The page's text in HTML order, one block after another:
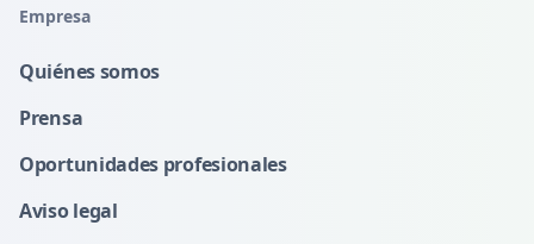
Empresa
Quiénes somos
Prensa
Oportunidades profesionales
Aviso legal